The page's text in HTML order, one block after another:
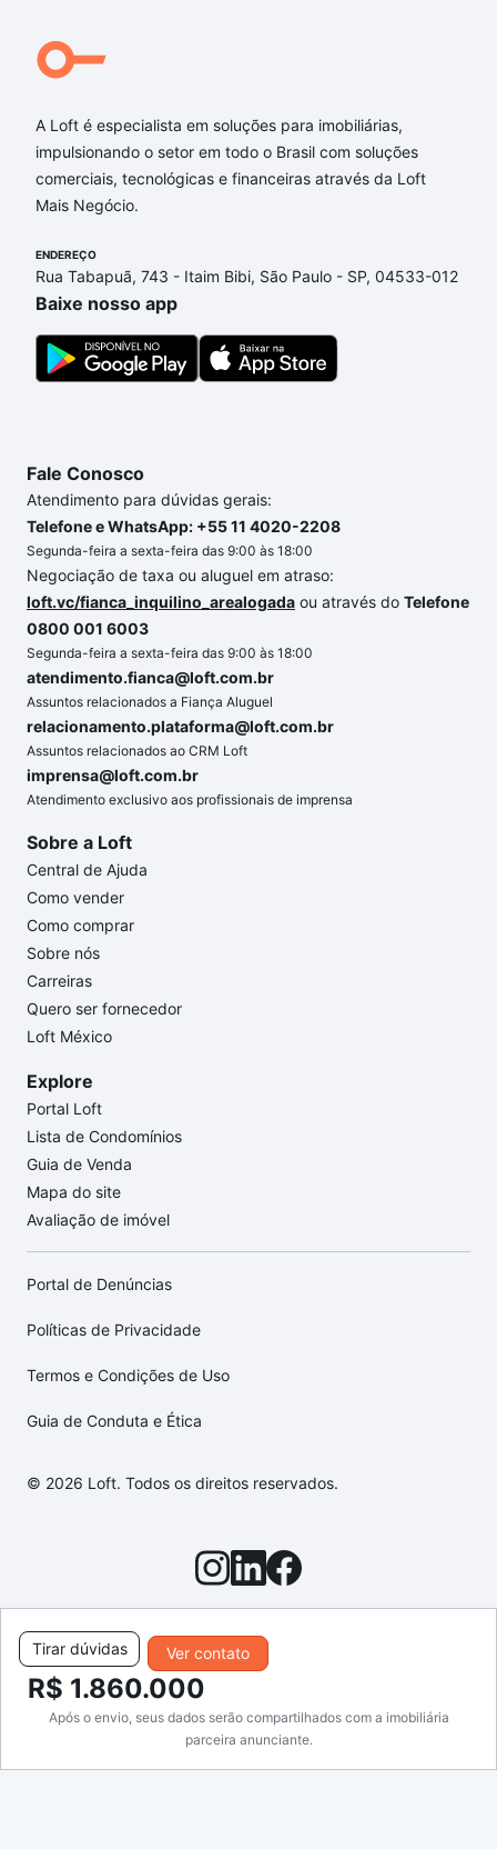
Ver contato
Tirar dúvidas
R$ 1.860.000
Após o envio, seus dados serão compartilhados com a imobiliária
parceira anunciante.
A Loft é especialista em soluções para imobiliárias,
impulsionando o setor em todo o Brasil com soluções
comerciais, tecnológicas e financeiras através da Loft
Mais Negócio.
ENDEREÇO
Rua Tabapuã, 743 - Itaim Bibi, São Paulo - SP, 04533-012
Baixe nosso app
Fale Conosco
Atendimento para dúvidas gerais:
Telefone e WhatsApp: +55 11 4020-2208
Segunda-feira a sexta-feira das 9:00 às 18:00
Negociação de taxa ou aluguel em atraso:
loft.vc/fianca_inquilino_arealogada ou através do Telefone
0800 001 6003
Segunda-feira a sexta-feira das 9:00 às 18:00
atendimento.fianca@loft.com.br
Assuntos relacionados a Fiança Aluguel
relacionamento.plataforma@loft.com.br
Assuntos relacionados ao CRM Loft
imprensa@loft.com.br
Atendimento exclusivo aos profissionais de imprensa
Sobre a Loft
Central de Ajuda
Como vender
Como comprar
Sobre nós
Carreiras
Quero ser fornecedor
Loft México
Explore
Portal Loft
Lista de Condomínios
Guia de Venda
Mapa do site
Avaliação de imóvel
Portal de Denúncias
Políticas de Privacidade
Termos e Condições de Uso
Guia de Conduta e Ética
© 2026 Loft. Todos os direitos reservados.